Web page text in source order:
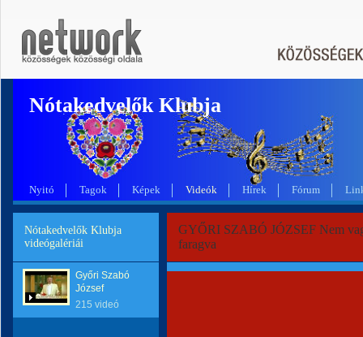
Nótakedvelők Klubja
Nyitó Tagok Képek Videók Hírek Fórum
Nótakedvelők Klubja
videógalériái
Győri Szabó
József
215 videó
GYŐRI SZABÓ JÓZSEF Nem
faragva